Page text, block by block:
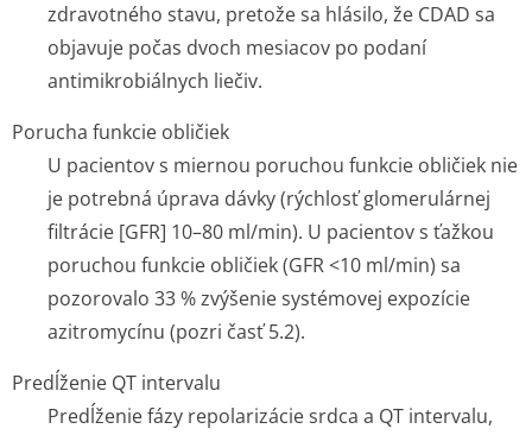
zdravotného stavu, pretože sa hlásilo, že CDAD sa
objavuje počas dvoch mesiacov po podaní
antimikrobiálnych liečiv.
Porucha funkcie obličiek
U pacientov s miernou poruchou funkcie obličiek nie
je potrebná úprava dávky (rýchlosť glomerulárnej
filtrácie [GFR] 10–80 ml/min). U pacientov s ťažkou
poruchou funkcie obličiek (GFR <10 ml/min) sa
pozorovalo 33 % zvýšenie systémovej expozície
azitromycínu (pozri časť 5.2).
Predĺženie QT intervalu
Predĺženie fázy repolarizácie srdca a QT intervalu,